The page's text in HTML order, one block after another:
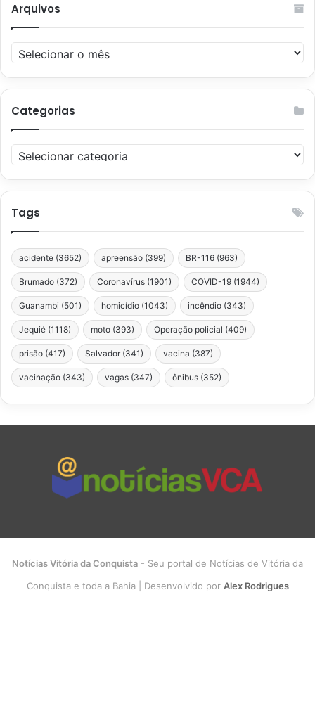
Arquivos
Arquivos
Categorias
Categorias
Tags
acidente (3652) apreensão (399) BR-116 (963)
Brumado (372) Coronavírus (1901) COVID-19 (1944)
Guanambi (501) homicídio (1043) incêndio (343)
Jequié (1118) moto (393) Operação policial (409)
prisão (417) Salvador (341) vacina (387)
vacinação (343) vagas (347) ônibus (352)
Notícias Vitória da Conquista - Seu portal de Notícias de Vitória da
Conquista e toda a Bahia | Desenvolvido por Alex Rodrigues